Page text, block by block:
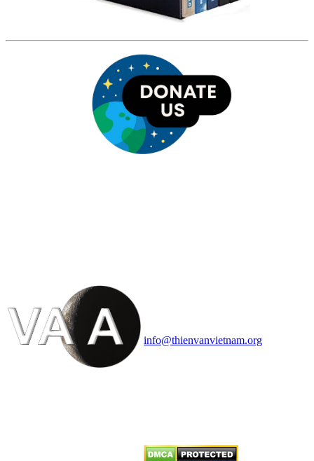
info@thienvanvietnam.org